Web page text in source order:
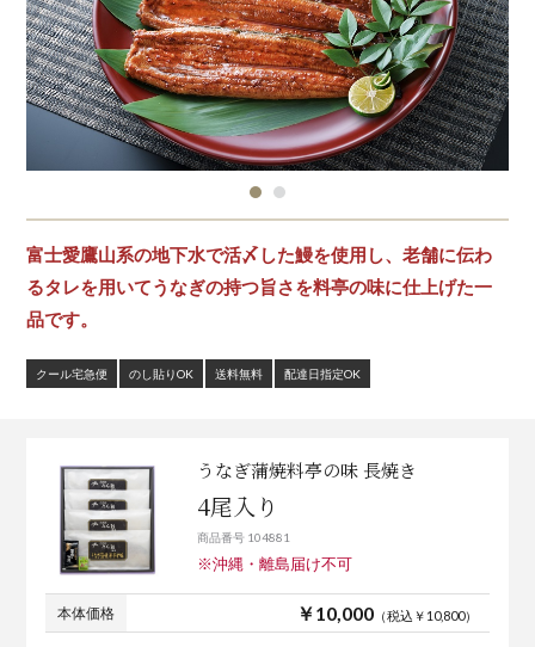
富士愛鷹山系の地下水で活〆した鰻を使用し、老舗に伝わ
るタレを用いてうなぎの持つ旨さを料亭の味に仕上げた一
品です。
クール宅急便 のし貼りOK 送料無料 配達日指定OK
うなぎ蒲焼料亭の味 長焼き
4尾入り
商品番号 104881
※沖縄・離島届け不可
本体価格 ￥10,000（税込￥10,800）